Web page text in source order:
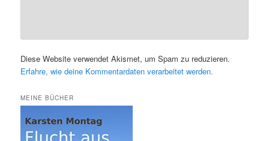
Diese Website verwendet Akismet, um Spam zu reduzieren.
Erfahre, wie deine Kommentardaten verarbeitet werden.
MEINE BÜCHER